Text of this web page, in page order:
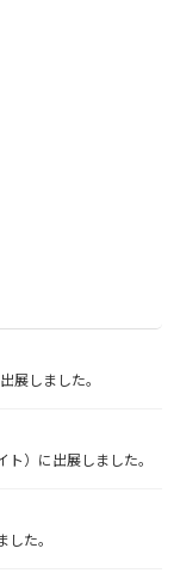
展しました。
）に出展しました。
た。